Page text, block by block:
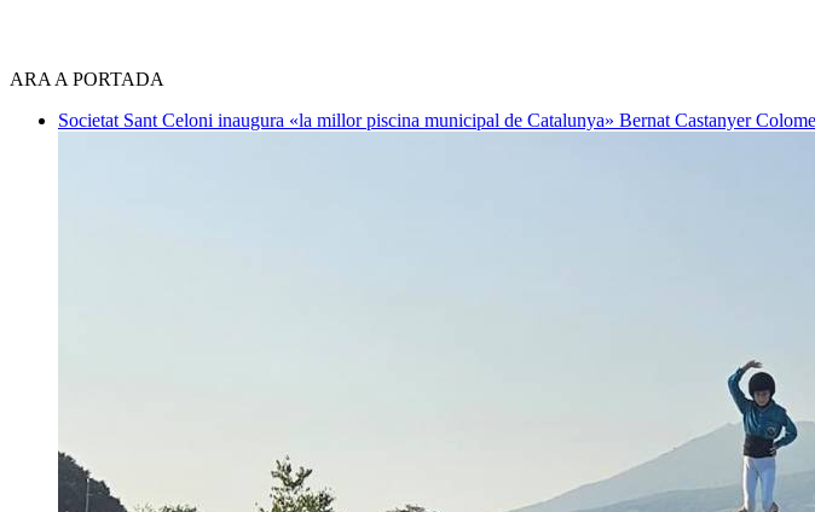
ARA A PORTADA
Societat Sant Celoni inaugura «la millor piscina municipal de Catalunya» Bernat Castanyer